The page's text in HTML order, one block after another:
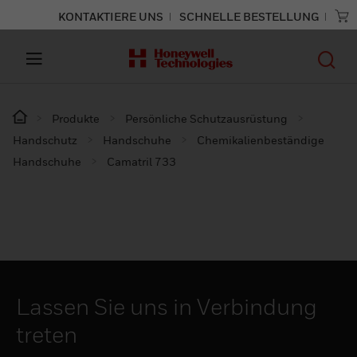
KONTAKTIERE UNS SCHNELLE BESTELLUNG
Produkte
Persönliche Schutzausrüstung
Handschutz
Handschuhe
Chemikalienbeständige
Handschuhe
Camatril 733
Lassen Sie uns in Verbindung
treten